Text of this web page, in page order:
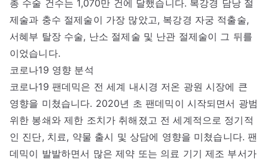
총 수술 건수는 1,070만 건에 달했습니다. 복강경 담낭 절
제술과 충수 절제술이 가장 많았고, 복강경 자궁 적출술,
서혜부 탈장 수술, 난소 절제술 및 난관 절제술이 그 뒤를
이었습니다.
코로나19 영향 분석
코로나19 팬데믹은 전 세계 내시경 저온 광원 시장에 큰
영향을 미쳤습니다. 2020년 초 팬데믹이 시작되면서 광범
위한 봉쇄와 제한 조치가 취해졌고 전 세계적으로 정기적
인 진단, 치료, 약물 출시 및 상담에 영향을 미쳤습니다. 팬
데믹이 발발하면서 많은 제약 또는 의료 기기 제조 부서가